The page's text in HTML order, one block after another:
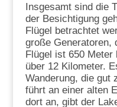
Insgesamt sind die
der Besichtigung
Flügel betrachtet
große Generatoren,
Flügel ist 650
über 12 Kilometer.
Wanderung, die gut
führt an einer alten
dort an, gibt der